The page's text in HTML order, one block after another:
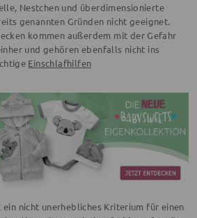
Nestchen und überdimensionierte
genannten Gründen nicht geeignet.
kommen außerdem mit der Gefahr
und gehören ebenfalls nicht ins
Einschlafhilfen
ein nicht unerhebliches Kriterium für einen